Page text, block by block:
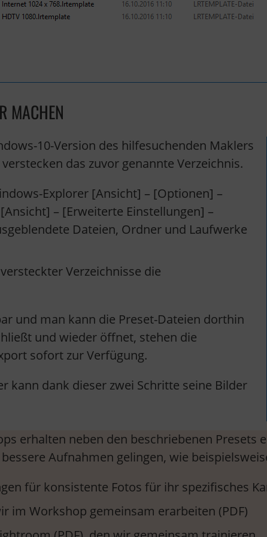
MACHEN
10-Version des hilfesuchenden Maklers
das zuvor genannte Verzeichnis.
Explorer [Ansicht] – [Optionen] –
– [Erweiterte Einstellungen] –
Dateien, Ordner und Laufwerke
Verzeichnisse die
und man kann die Preset-Dateien dorthin
und wieder öffnet, stehen die
sofort zur Verfügung.
kann dank dieser zwei Schritte seine Bilder
erhalten neben den beschriebenen Presets
Aufnahmen gelingen, wie
für konsistente Fotos für ihr spezifisches
im Workshop gemeinsam erarbeiten (PDF)